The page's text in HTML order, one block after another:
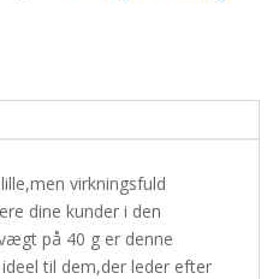
virkningsfuld
dine kunder i den
på 40 g er denne
til dem,der leder efter